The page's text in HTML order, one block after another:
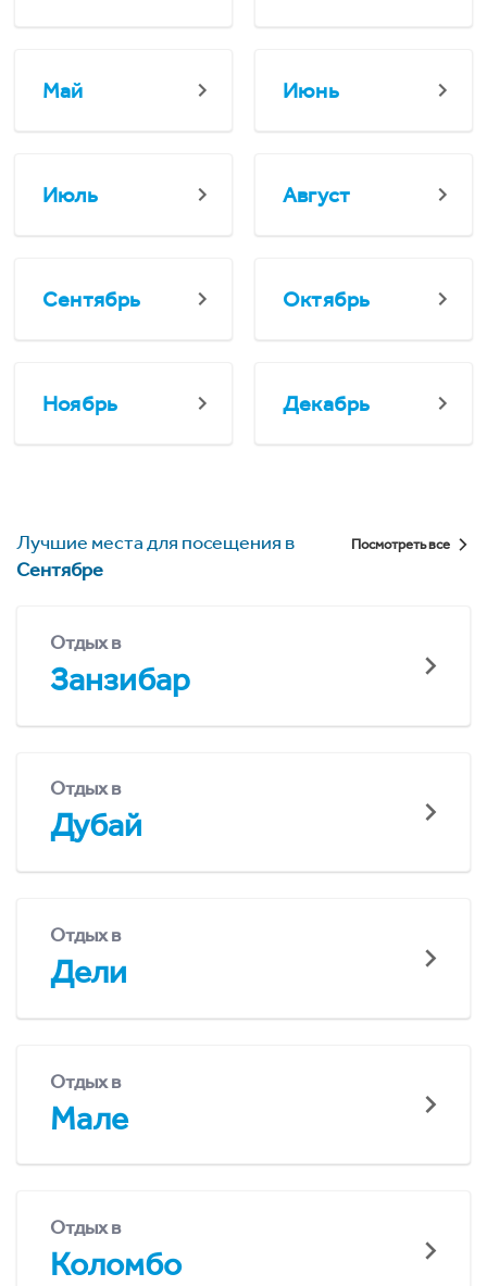
Май Июнь
Июль Август
Сентябрь Октябрь
Ноябрь Декабрь
Лучшие места для посещения в
Сентябре
Посмотреть все
Отдых в
Занзибар
Отдых в
Дубай
Отдых в
Дели
Отдых в
Мале
Отдых в
Коломбо